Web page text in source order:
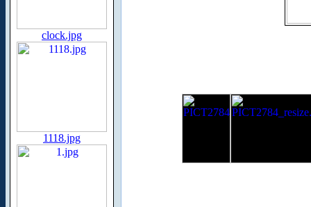
clock.jpg
1118.jpg